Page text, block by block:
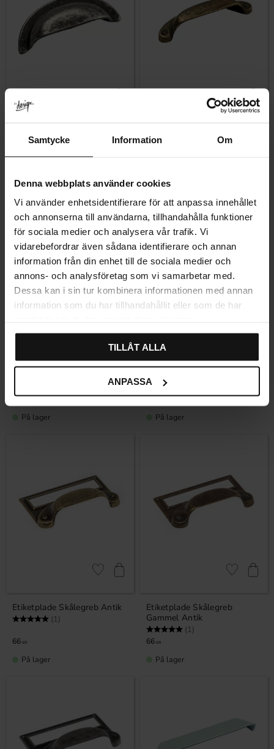
Samtycke Information Om
Denna webbplats använder cookies
Vi använder enhetsidentifierare för att anpassa innehållet
och annonserna till användarna, tillhandahålla funktioner
för sociala medier och analysera vår trafik. Vi
vidarebefordrar även sådana identifierare och annan
information från din enhet till de sociala medier och
annons- och analysföretag som vi samarbetar med.
Dessa kan i sin tur kombinera informationen med annan
information som du har tillhandahållit eller som de har
TILLÅT ALLA
ANPASSA
antik.
(1)
På lager
antik
Gem som
2-4 uger
5.0 ud af 5 stjerner
59
Gem som favorit
På lager
århundredeskiftestil
36
Gem som
På lager
Etiketplade Skålegreb Antik
Vurdering: (1)
66 KR
Gem som favorit
På lager
Etiketplade Skålegreb
Gammel Antik
Vurdering: (1)
66 KR
Gem som
På lager